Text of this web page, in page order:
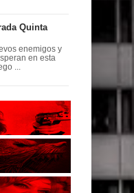
Quinta
enemigos y
en esta
...